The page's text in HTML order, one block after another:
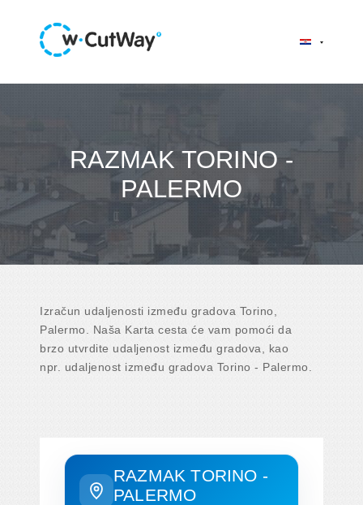
RAZMAK TORINO -
PALERMO
Izračun udaljenosti između gradova Torino,
Palermo. Naša Karta cesta će vam pomoći da
brzo utvrdite udaljenost između gradova, kao
npr. udaljenost između gradova Torino - Palermo.
RAZMAK TORINO -
PALERMO